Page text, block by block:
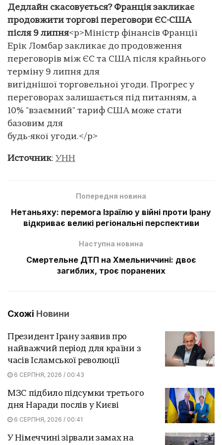
Дедлайн скасовується? Франція закликає
продовжити торгові переговори ЄС-США
після 9 липня<p>Міністр фінансів Франції
Ерік Ломбар закликає до продовження
переговорів між ЄС та США після крайнього
терміну 9 липня для
вигіднішої торговельної угоди. Прогрес у
переговорах залишається під питанням, а
10% "взаємний" тариф США може стати
базовим для
будь-якої угоди.</p>
Источник: УНН
Попередня новина
Нетаньяху: перемога Ізраїлю у війні проти Ірану
відкриває великі регіональні перспективи
Наступна новина
Смертельне ДТП на Хмельниччині: двоє
загиблих, троє поранених
Схожі Новини
Президент Ірану заявив про
найважчий період для країни з
часів Ісламської революції
6 СЕРПНЯ, 2026 / 00:43
МЗС підбило підсумки третього
дня Наради послів у Києві
6 СЕРПНЯ, 2026 / 00:41
У Німеччині зірвали замах на